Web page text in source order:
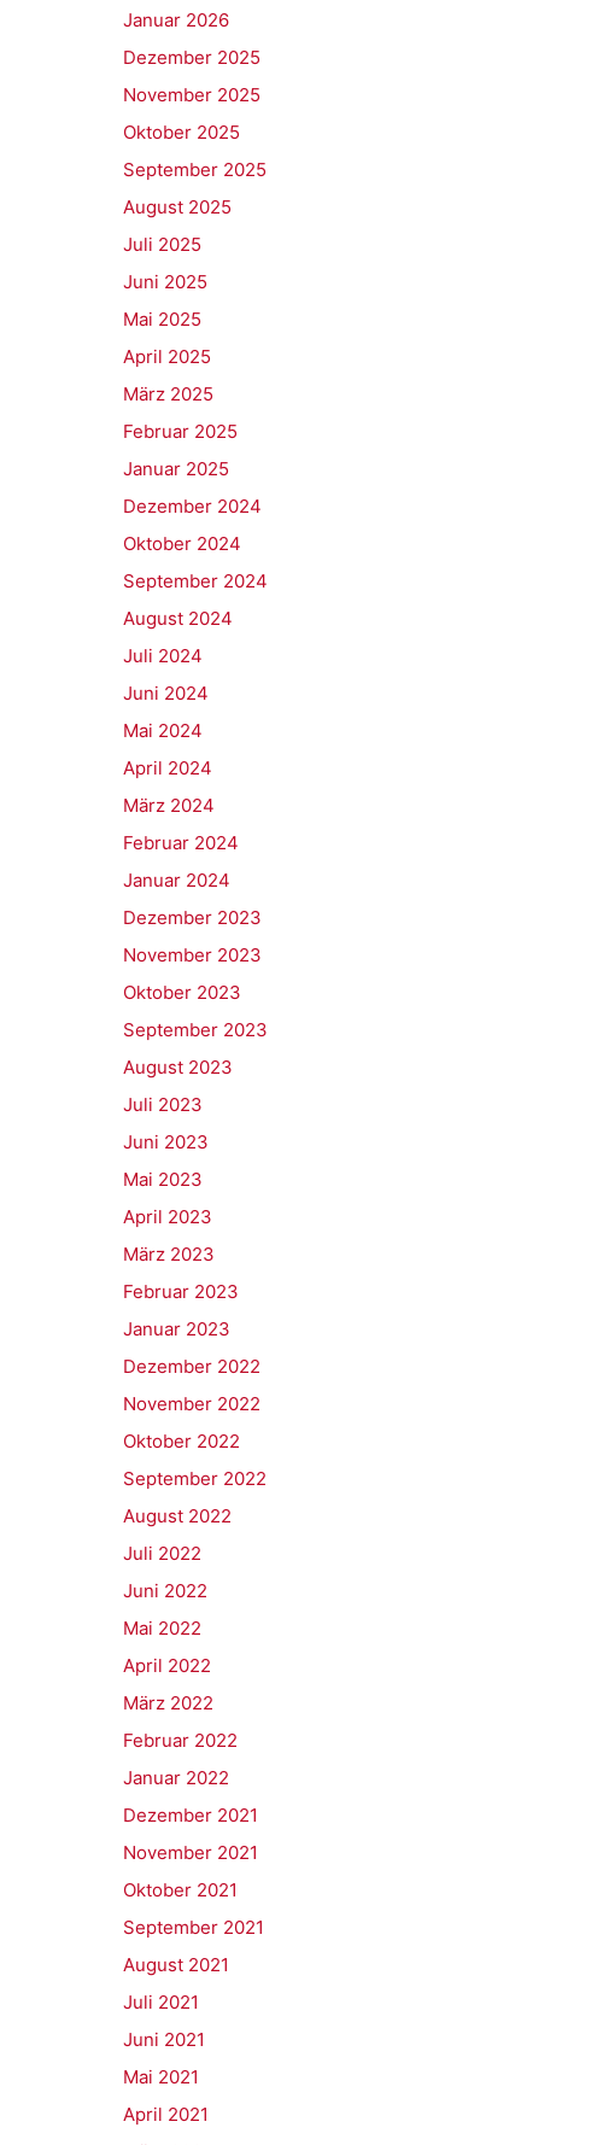
Januar 2026
Dezember 2025
November 2025
Oktober 2025
September 2025
August 2025
Juli 2025
Juni 2025
Mai 2025
April 2025
März 2025
Februar 2025
Januar 2025
Dezember 2024
Oktober 2024
September 2024
August 2024
Juli 2024
Juni 2024
Mai 2024
April 2024
März 2024
Februar 2024
Januar 2024
Dezember 2023
November 2023
Oktober 2023
September 2023
August 2023
Juli 2023
Juni 2023
Mai 2023
April 2023
März 2023
Februar 2023
Januar 2023
Dezember 2022
November 2022
Oktober 2022
September 2022
August 2022
Juli 2022
Juni 2022
Mai 2022
April 2022
März 2022
Februar 2022
Januar 2022
Dezember 2021
November 2021
Oktober 2021
September 2021
August 2021
Juli 2021
Juni 2021
Mai 2021
April 2021